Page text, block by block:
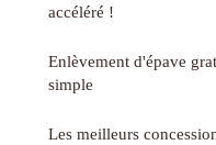
accéléré !
Enlèvement d'épave
simple
Les meilleurs